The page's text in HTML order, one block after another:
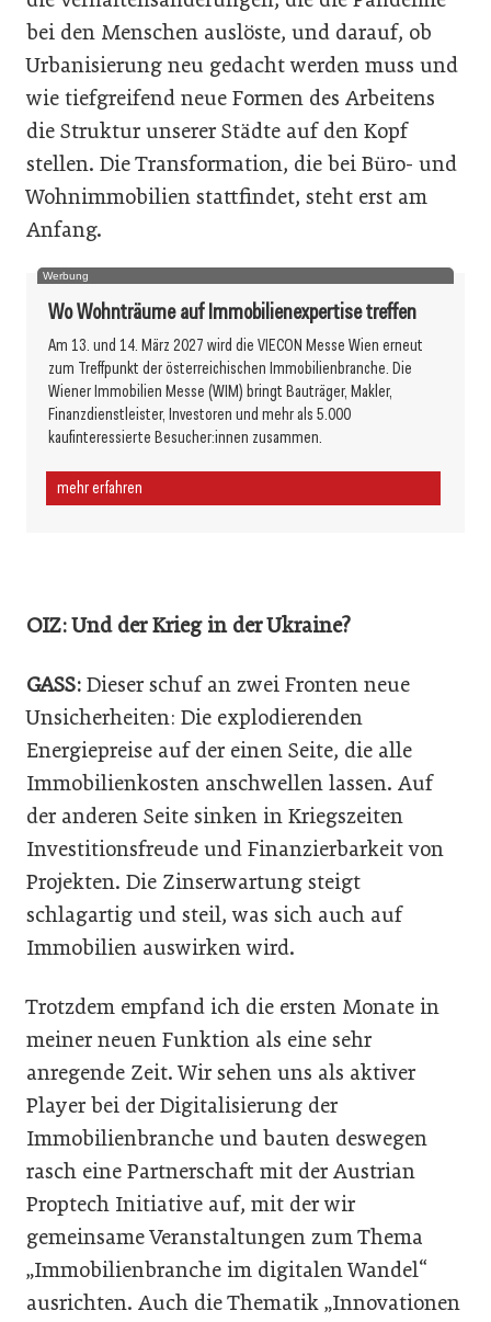
bei den Menschen auslöste, und darauf, ob
Urbanisierung neu gedacht werden muss und
wie tiefgreifend neue Formen des Arbeitens
die Struktur unserer Städte auf den Kopf
stellen. Die Transformation, die bei Büro- und
Wohnimmobilien stattfindet, steht erst am
Anfang.
Werbung
Wo Wohnträume auf Immobilienexpertise treffen
Am 13. und 14. März 2027 wird die VIECON Messe Wien erneut
zum Treffpunkt der österreichischen Immobilienbranche. Die
Wiener Immobilien Messe (WIM) bringt Bauträger, Makler,
Finanzdienstleister, Investoren und mehr als 5.000
kaufinteressierte Besucher:innen zusammen.
mehr erfahren
OIZ: Und der Krieg in der Ukraine?
GASS: Dieser schuf an zwei Fronten neue
Unsicherheiten: Die explodierenden
Energiepreise auf der einen Seite, die alle
Immobilienkosten anschwellen lassen. Auf
der anderen Seite sinken in Kriegszeiten
Investitionsfreude und Finanzierbarkeit von
Projekten. Die Zinserwartung steigt
schlagartig und steil, was sich auch auf
Immobilien auswirken wird.
Trotzdem empfand ich die ersten Monate in
meiner neuen Funktion als eine sehr
anregende Zeit. Wir sehen uns als aktiver
Player bei der Digitalisierung der
Immobilienbranche und bauten deswegen
rasch eine Partnerschaft mit der Austrian
Proptech Initiative auf, mit der wir
gemeinsame Veranstaltungen zum Thema
„Immobilienbranche im digitalen Wandel“
ausrichten. Auch die Thematik „Innovationen